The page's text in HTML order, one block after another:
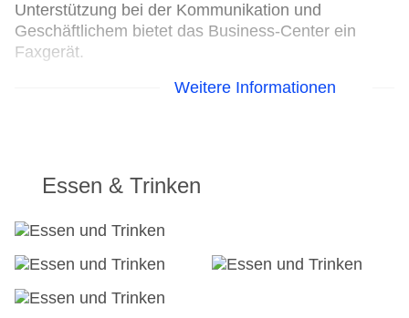
Unterstützung bei der Kommunikation und
Geschäftlichem bietet das Business-Center ein
Faxgerät.
Konferenzraum
Garage: gegen Gebühr
WLAN/WiFi im Hotel
Lift
Haustiere: gegen Gebühr
Weitere Informationen
Essen & Trinken